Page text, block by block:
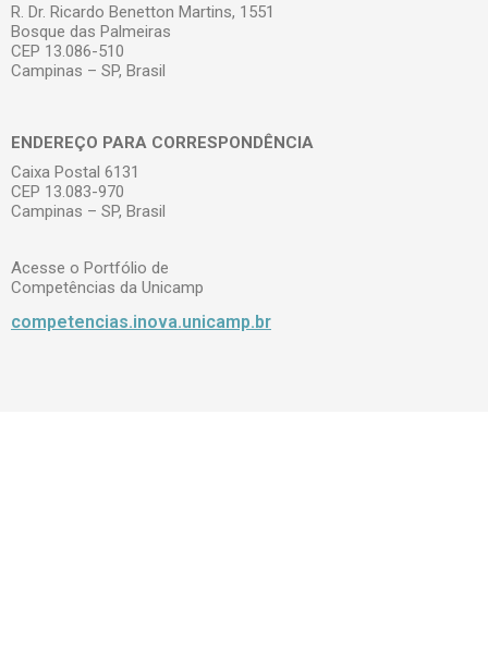
R. Dr. Ricardo Benetton Martins, 1551
Bosque das Palmeiras
CEP 13.086-510
Campinas – SP, Brasil
ENDEREÇO PARA CORRESPONDÊNCIA
Caixa Postal 6131
CEP 13.083-970
Campinas – SP, Brasil
Acesse o Portfólio de
Competências da Unicamp
competencias.inova.unicamp.br